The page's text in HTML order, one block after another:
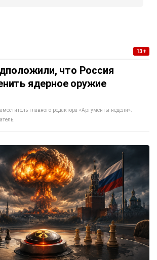
13+
что Россия
ядерное оружие
главного редактора «Аргументы недели».